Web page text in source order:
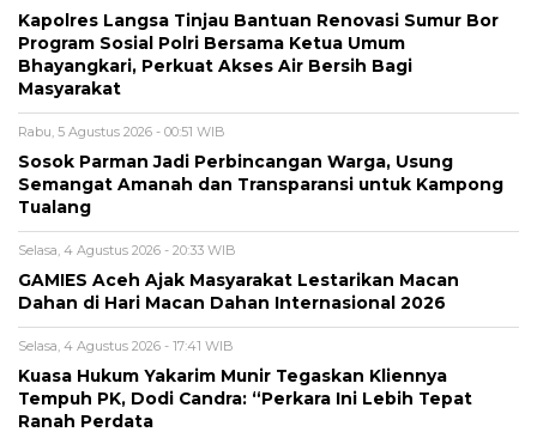
Kapolres Langsa Tinjau Bantuan Renovasi Sumur Bor
Program Sosial Polri Bersama Ketua Umum
Bhayangkari, Perkuat Akses Air Bersih Bagi
Masyarakat
Rabu, 5 Agustus 2026 - 00:51 WIB
Sosok Parman Jadi Perbincangan Warga, Usung
Semangat Amanah dan Transparansi untuk Kampong
Tualang
Selasa, 4 Agustus 2026 - 20:33 WIB
GAMIES Aceh Ajak Masyarakat Lestarikan Macan
Dahan di Hari Macan Dahan Internasional 2026
Selasa, 4 Agustus 2026 - 17:41 WIB
Kuasa Hukum Yakarim Munir Tegaskan Kliennya
Tempuh PK, Dodi Candra: “Perkara Ini Lebih Tepat
Ranah Perdata